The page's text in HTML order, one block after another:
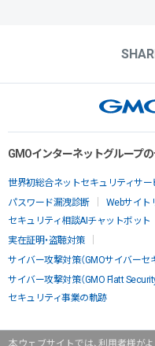
本ウェブサイトでは、利用者様が
GMOインターネットグループ
世界初総合ネットセキュリティサー
パスワード漏洩診断
Webサイト
セキュリティ相談AIチャットボット
実在証明・盗聴対策
サイバー攻撃対策（GMOサイバーセ
サイバー攻撃対策（GMO Flatt Security
セキュリティ事業の軌跡